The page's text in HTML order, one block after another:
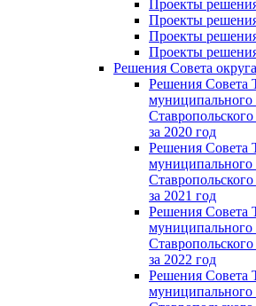
Проекты
Проекты
Проекты
Проекты
Решения Совета округа
Решения Совета
муниципального
за 2020 год
Решения Совета
муниципального
за 2021 год
Решения Совета
муниципального
за 2022 год
Решения Совета
муниципального